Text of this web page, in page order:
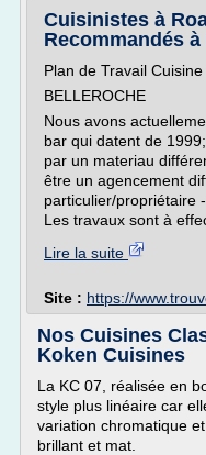
Cuisinistes à
Recommandés à
Plan de Travail
BELLEROCHE
Nous avons
bar qui datent de
par un materiau
être un agencement
particulier/propriétaire
Les travaux sont à
Lire la suite
Site : https://
Nos Cuisines
Koken Cuisines
La KC 07, réalisée en
style plus linéaire car
variation chromatique
brillant et mat.